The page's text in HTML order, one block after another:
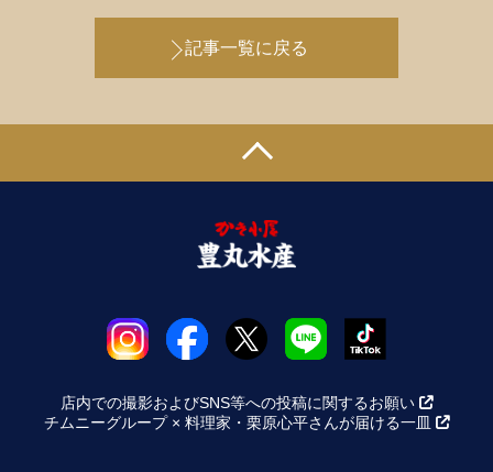
記事一覧に戻る
店内での撮影およびSNS等への投稿に関するお願い
チムニーグループ × 料理家・栗原心平さんが届ける一皿